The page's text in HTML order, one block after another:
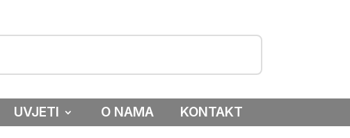
UVJETI O NAMA KONTAKT